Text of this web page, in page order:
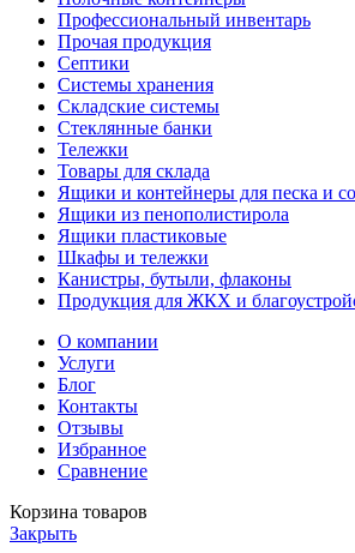
Профессиональный инвентарь
Прочая продукция
Септики
Системы хранения
Складские системы
Стеклянные банки
Тележки
Товары для склада
Ящики и контейнеры для песка и
Ящики из пенополистирола
Ящики пластиковые
Шкафы и тележки
Канистры, бутыли, флаконы
Продукция для ЖКХ и
О компании
Услуги
Блог
Контакты
Отзывы
Избранное
Сравнение
Корзина товаров
Закрыть